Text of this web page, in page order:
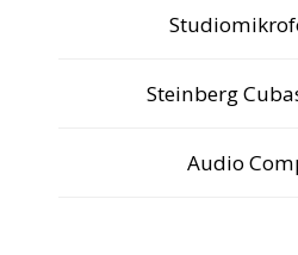
Steinberg
Audio